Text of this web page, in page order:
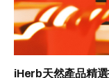
iHerb天然產品精